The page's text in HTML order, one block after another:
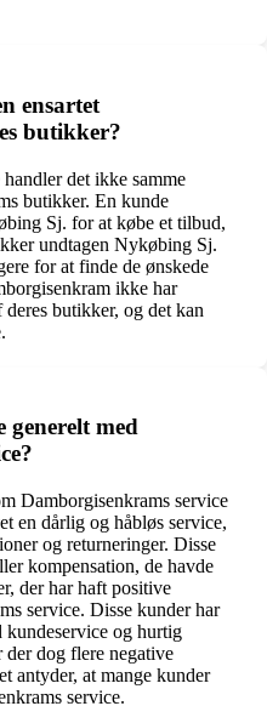
ensartet
butikker?
det ikke samme
butikker. En kunde
Sj. for at købe et tilbud,
undtagen Nykøbing Sj.
for at finde de ønskede
ikke har
butikker, og det kan
med
Damborgisenkrams service
en dårlig og håbløs service,
og returneringer. Disse
kompensation, de havde
der har haft positive
service. Disse kunder har
kundeservice og hurtig
der dog flere negative
antyder, at mange kunder
service.